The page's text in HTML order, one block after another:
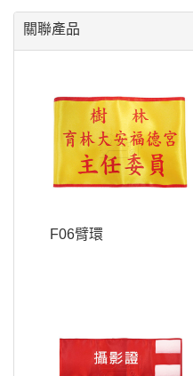
關聯產品
F06臂環